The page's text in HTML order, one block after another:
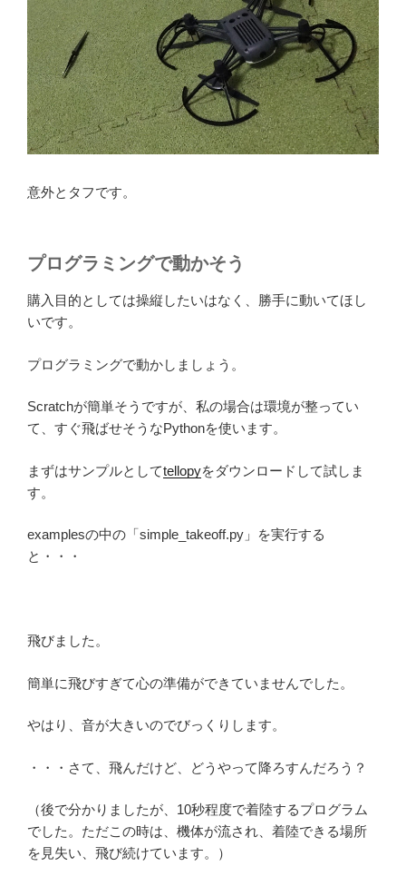
意外とタフです。
プログラミングで動かそう
購入目的としては操縦したいはなく、勝手に動いてほし
いです。
プログラミングで動かしましょう。
Scratchが簡単そうですが、私の場合は環境が整ってい
て、すぐ飛ばせそうなPythonを使います。
まずはサンプルとしてtellopyをダウンロードして試しま
す。
examplesの中の「simple_takeoff.py」を実行する
と・・・
飛びました。
簡単に飛びすぎて心の準備ができていませんでした。
やはり、音が大きいのでびっくりします。
・・・さて、飛んだけど、どうやって降ろすんだろう？
（後で分かりましたが、10秒程度で着陸するプログラム
でした。ただこの時は、機体が流され、着陸できる場所
を見失い、飛び続けています。）